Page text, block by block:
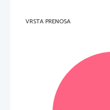
VRSTA PRENOSA